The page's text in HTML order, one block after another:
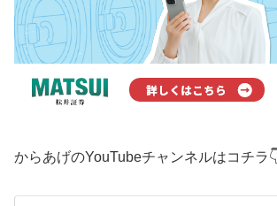
からあげのYouTubeチャンネルはコチラ